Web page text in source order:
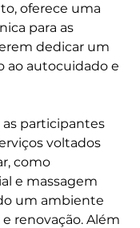
oferece uma
para as
dedicar um
ao autocuidado e
as participantes
voltados
como
e massagem
um ambiente
renovação. Além